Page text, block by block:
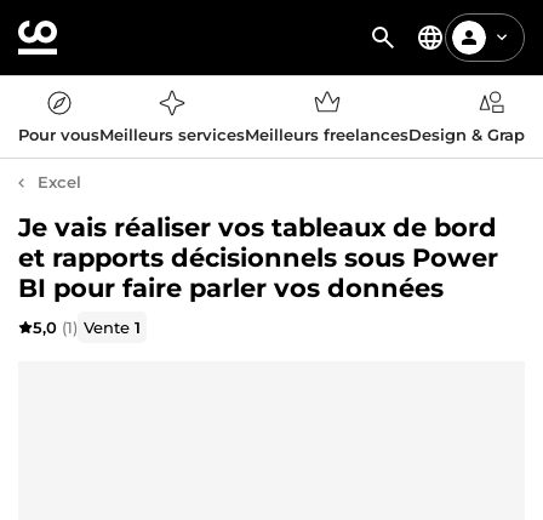
Pour vousMeilleurs servicesMeilleurs freelancesDesign &
Excel
Je vais réaliser vos tableaux de bord
et rapports décisionnels sous Power
BI pour faire parler vos données
5,0 (1) Vente1